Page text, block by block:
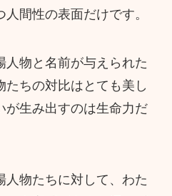
間性の表面だけです。
人物と名前が与えられた
たちの対比はとても美し
が生み出すのは生命力だ
人物たちに対して、わた